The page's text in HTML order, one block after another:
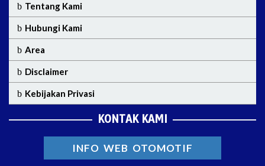
Tentang Kami
Hubungi Kami
Area
Disclaimer
Kebijakan Privasi
KONTAK KAMI
INFO WEB OTOMOTIF